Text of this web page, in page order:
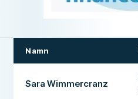
Namn
Sara Wimmercranz